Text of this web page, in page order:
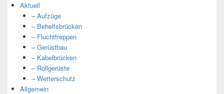
Aktuell
– Aufzüge
– Behelfsbrücken
– Fluchttreppen
– Gerüstbau
– Kabelbrücken
– Rollgerüste
– Wetterschutz
Allgemein